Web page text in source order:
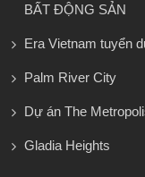
BẤT ĐỘNG SẢN
Era Vietnam tuyển
Palm River City
Dự án The
Gladia Heights